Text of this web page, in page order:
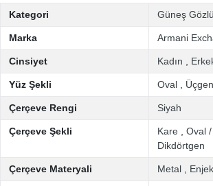
Kategori Güneş
Marka Armani
Cinsiyet Kadın
Yüz Şekli Oval Üçgen
Çerçeve Rengi Siyah
Çerçeve Şekli Kare Oval
Dikdörtgen
Çerçeve Materyali Metal